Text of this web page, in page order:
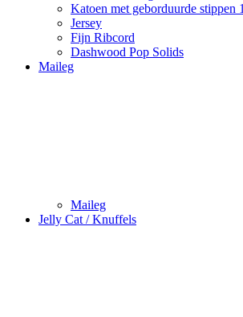
Katoen met geborduurde stippen
Jersey
Fijn Ribcord
Dashwood Pop Solids
Maileg
Maileg
Jelly Cat / Knuffels